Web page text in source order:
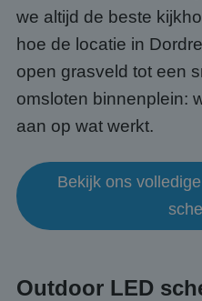
we altijd de beste
hoe de locatie in
open grasveld tot een
omsloten binnenplein:
aan op wat werkt.
Bekijk ons
Outdoor LED